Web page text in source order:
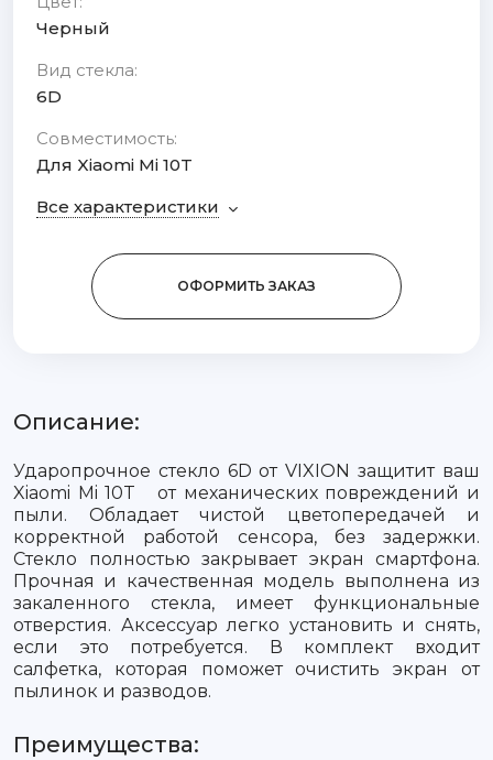
Черный
Вид стекла:
6D
Совместимость:
Для Xiaomi Mi 10T
Все характеристики
ОФОРМИТЬ ЗАКАЗ
Описание:
Ударопрочное стекло 6D от VIXION защитит ваш
Xiaomi Mi 10T от механических повреждений и
пыли. Обладает чистой цветопередачей и
корректной работой сенсора, без задержки.
Стекло полностью закрывает экран смартфона.
Прочная и качественная модель выполнена из
закаленного стекла, имеет функциональные
отверстия. Аксессуар легко установить и снять,
если это потребуется. В комплект входит
салфетка, которая поможет очистить экран от
пылинок и разводов.
Преимущества: